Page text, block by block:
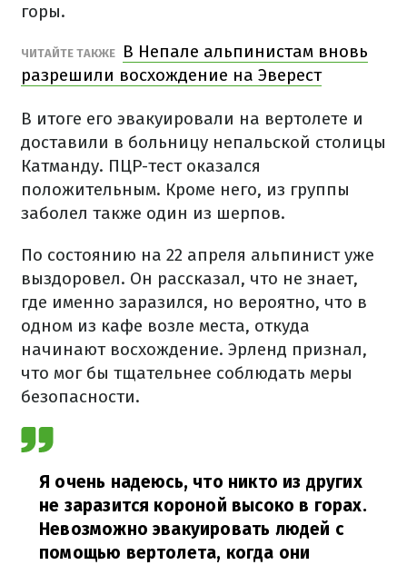
горы.
ЧИТАЙТЕ ТАКЖЕ
В Непале альпинистам вновь
разрешили восхождение на Эверест
В итоге его эвакуировали на вертолете и
доставили в больницу непальской столицы
Катманду. ПЦР-тест оказался
положительным. Кроме него, из группы
заболел также один из шерпов.
По состоянию на 22 апреля альпинист уже
выздоровел. Он рассказал, что не знает,
где именно заразился, но вероятно, что в
одном из кафе возле места, откуда
начинают восхождение. Эрленд признал,
что мог бы тщательнее соблюдать меры
безопасности.
Я очень надеюсь, что никто из других
не заразится короной высоко в горах.
Невозможно эвакуировать людей с
помощью вертолета, когда они